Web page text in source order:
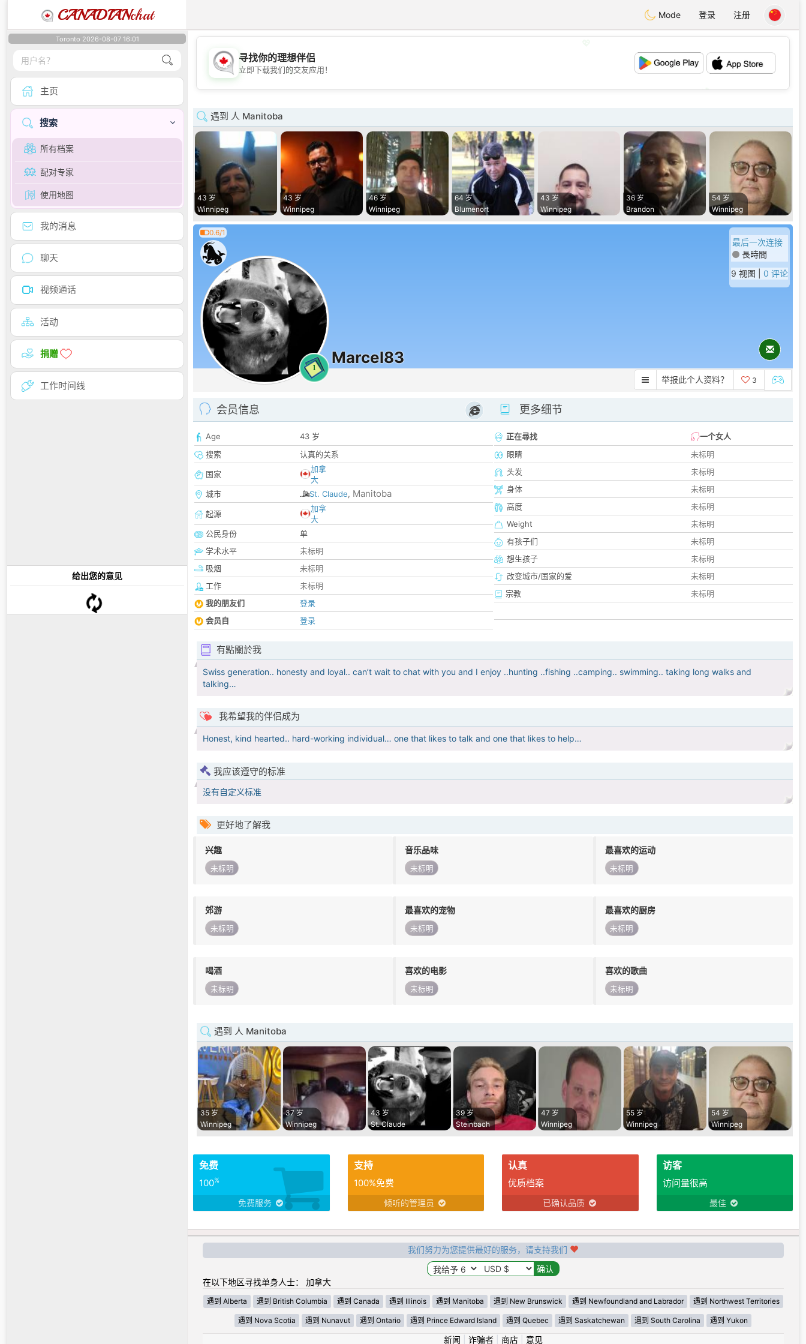
CANADIANchat Mode 登录 注册
Toronto 2026-08-07 16:01
主页
搜索
所有档案
配对专家
使用地图
我的消息
聊天
视频通话
活动
捐赠
工作时间线
给出您的意见
💖
💕
寻找你的理想伴侣
立即下载我们的交友应用！
遇到 人 Manitoba
43 岁
Winnipeg
43 岁
Winnipeg
46 岁
Winnipeg
64 岁
Blumenort
43 岁
Winnipeg
36 岁
Brandon
54 岁
Winnipeg
0.6/1
1
Marcel83
最后一次连接
長時間
9 视图 | 0 评论
举报此个人资料？ 3
会员信息
Age
43 岁
搜索
认真的关系
国家
加拿
大
城市
St. Claude, Manitoba
起源
加拿
大
公民身份
单
学术水平
未标明
吸烟
未标明
工作
未标明
我的朋友们
登录
会员自
登录
更多细节
正在尋找
一个女人
眼睛
未标明
头发
未标明
身体
未标明
高度
未标明
Weight
未标明
有孩子们
未标明
想生孩子
未标明
改变城市/国家的爱
未标明
宗教
未标明
有點關於我
Swiss generation.. honesty and loyal.. can’t wait to chat with you and I enjoy ..hunting ..fishing ..camping.. swimming.. taking long walks and
talking…
我希望我的伴侣成为
Honest, kind hearted.. hard-working individual… one that likes to talk and one that likes to help…
我应该遵守的标准
没有自定义标准
更好地了解我
兴趣
未标明
音乐品味
未标明
最喜欢的运动
未标明
郊游
未标明
最喜欢的宠物
未标明
最喜欢的厨房
未标明
喝酒
未标明
喜欢的电影
未标明
喜欢的歌曲
未标明
遇到 人 Manitoba
35 岁
Winnipeg
37 岁
Winnipeg
43 岁
St. Claude
39 岁
Steinbach
47 岁
Winnipeg
55 岁
Winnipeg
54 岁
Winnipeg
免费
100%
免费服务
支持
100%免费
倾听的管理员
认真
优质档案
已确认品质
访客
访问量很高
最佳
我们努力为您提供最好的服务，请支持我们
在以下地区寻找单身人士： 加拿大
遇到 Alberta 遇到 British Columbia 遇到 Canada 遇到 Illinois 遇到 Manitoba 遇到 New Brunswick 遇到 Newfoundland and Labrador 遇到 Northwest Territories
遇到 Nova Scotia 遇到 Nunavut 遇到 Ontario 遇到 Prince Edward Island 遇到 Quebec 遇到 Saskatchewan 遇到 South Carolina 遇到 Yukon
新闻 诈骗者| 商店| 意见